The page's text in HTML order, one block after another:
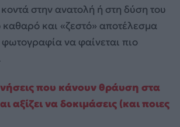
κοντά στην ανατολή ή στη δύση του
καθαρό και «ζεστό» αποτέλεσμα
να φαίνεται πιο
που κάνουν θράυση στα
αξίζει να δοκιμάσεις (και ποιες